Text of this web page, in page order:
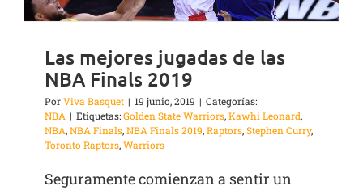
Las mejores jugadas de las
NBA Finals 2019
PorViva Basquet | 19 junio, 2019 | Categorías:
NBA | Etiquetas:Golden State Warriors,Kawhi Leonard,
NBA,NBA Finals,NBA Finals 2019,Raptors,Stephen Curry,
Toronto Raptors,Warriors
Seguramente comienzan a sentir un